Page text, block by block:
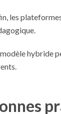
les
hybride